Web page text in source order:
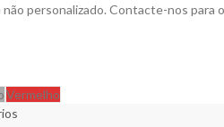
personalizado. Contacte-nos
Vermelho